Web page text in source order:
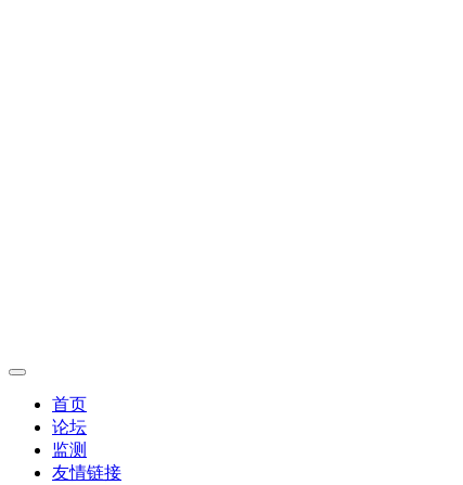
首页
论坛
监测
友情链接